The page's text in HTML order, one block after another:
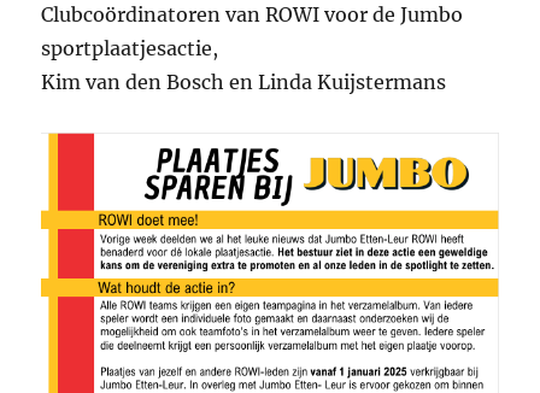
Clubcoördinatoren van ROWI voor de Jumbo
sportplaatjesactie,
Kim van den Bosch en Linda Kuijstermans